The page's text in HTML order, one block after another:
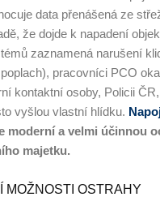
data přenášená ze
že dojde k napadení
zaznamená narušení
pracovníci PCO
kontaktní osoby, Policii
vyšlou vlastní hlídku.
moderní a velmi účinnou
majetku.
MOŽNOSTI OSTRAHY